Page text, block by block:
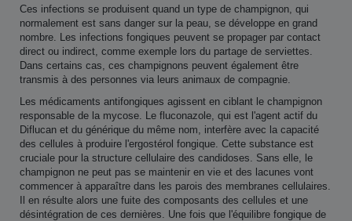
Ces infections se produisent quand un type de champignon, qui
normalement est sans danger sur la peau, se développe en grand
nombre. Les infections fongiques peuvent se propager par contact
direct ou indirect, comme exemple lors du partage de serviettes.
Dans certains cas, ces champignons peuvent également être
transmis à des personnes via leurs animaux de compagnie.
Les médicaments antifongiques agissent en ciblant le champignon
responsable de la mycose. Le fluconazole, qui est l'agent actif du
Diflucan et du générique du même nom, interfère avec la capacité
des cellules à produire l'ergostérol fongique. Cette substance est
cruciale pour la structure cellulaire des candidoses. Sans elle, le
champignon ne peut pas se maintenir en vie et des lacunes vont
commencer à apparaître dans les parois des membranes cellulaires.
Il en résulte alors une fuite des composants des cellules et une
désintégration de ces dernières. Une fois que l'équilibre fongique de